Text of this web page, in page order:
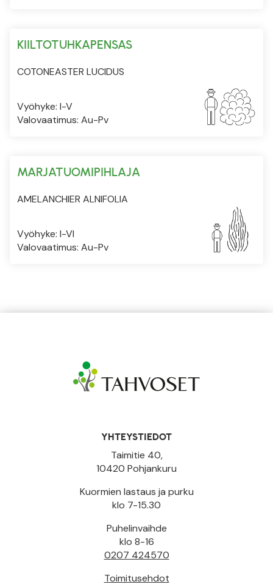
KIILTOTUHKAPENSAS
COTONEASTER LUCIDUS
Vyöhyke: I-V
Valovaatimus: Au-Pv
MARJATUOMIPIHLAJA
AMELANCHIER ALNIFOLIA
Vyöhyke: I-VI
Valovaatimus: Au-Pv
YHTEYSTIEDOT
Taimitie 40,
10420 Pohjankuru
Kuormien lastaus ja purku
klo 7-15.30
Puhelinvaihde
klo 8-16
0207 424570
Toimitusehdot